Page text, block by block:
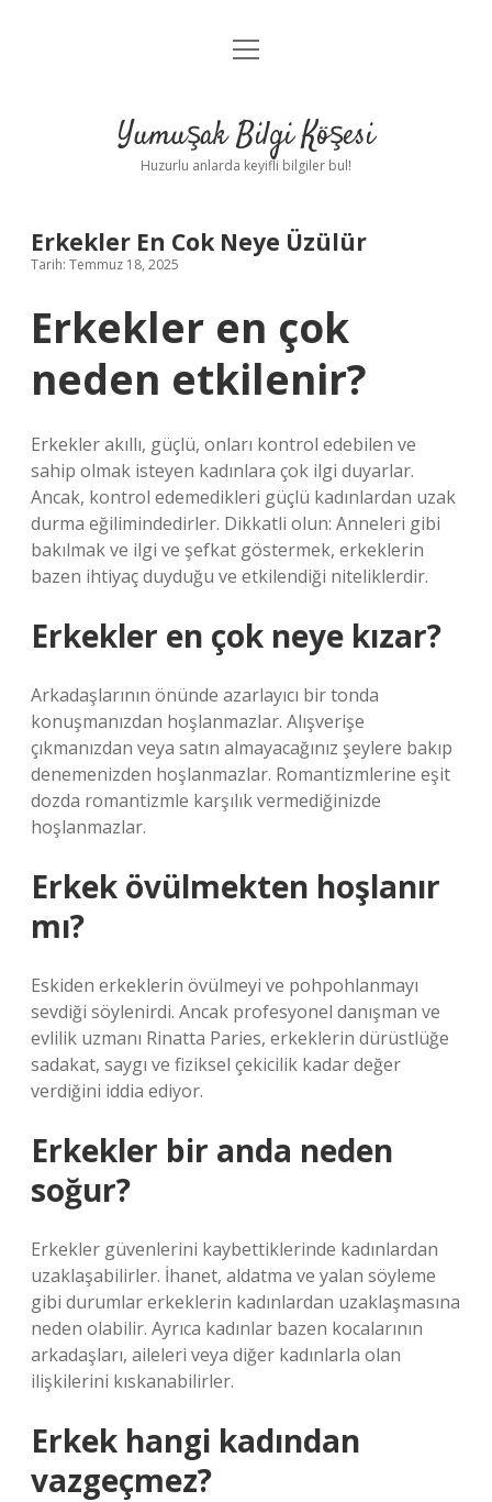
Anasayfa
Yasal Uyarı
menüyü
Yumuşak Bilgi Köşesi
Huzurlu anlarda keyifli bilgiler bul!
Erkekler En Cok Neye Üzülür
Tarih: Temmuz 18, 2025
Erkekler en çok
neden etkilenir?
Erkekler akıllı, güçlü, onları kontrol edebilen ve
sahip olmak isteyen kadınlara çok ilgi duyarlar.
Ancak, kontrol edemedikleri güçlü kadınlardan uzak
durma eğilimindedirler. Dikkatli olun: Anneleri gibi
bakılmak ve ilgi ve şefkat göstermek, erkeklerin
bazen ihtiyaç duyduğu ve etkilendiği niteliklerdir.
Erkekler en çok neye kızar?
Arkadaşlarının önünde azarlayıcı bir tonda
konuşmanızdan hoşlanmazlar. Alışverişe
çıkmanızdan veya satın almayacağınız şeylere bakıp
denemenizden hoşlanmazlar. Romantizmlerine eşit
dozda romantizmle karşılık vermediğinizde
hoşlanmazlar.
Erkek övülmekten hoşlanır
mı?
Eskiden erkeklerin övülmeyi ve pohpohlanmayı
sevdiği söylenirdi. Ancak profesyonel danışman ve
evlilik uzmanı Rinatta Paries, erkeklerin dürüstlüğe
sadakat, saygı ve fiziksel çekicilik kadar değer
verdiğini iddia ediyor.
Erkekler bir anda neden
soğur?
Erkekler güvenlerini kaybettiklerinde kadınlardan
uzaklaşabilirler. İhanet, aldatma ve yalan söyleme
gibi durumlar erkeklerin kadınlardan uzaklaşmasına
neden olabilir. Ayrıca kadınlar bazen kocalarının
arkadaşları, aileleri veya diğer kadınlarla olan
ilişkilerini kıskanabilirler.
Erkek hangi kadından
vazgeçmez?